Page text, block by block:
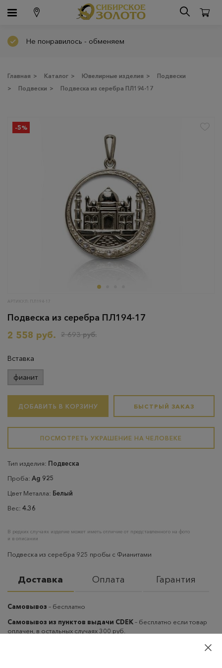
Не понравилось - обменяем
Главная > Каталог > Ювелирные изделия >
Подвески
>
Подвески > Подвеска из серебра ПЛ194-17
-5%
АРТИКУЛ: ПЛ194-17
Подвеска из серебра ПЛ194-17
2 558 руб.
2 693 руб.
Вставка
фианит
ДОБАВИТЬ В КОРЗИНУ БЫСТРЫЙ ЗАКАЗ
ПОСМОТРЕТЬ УКРАШЕНИЕ НА ЧЕЛОВЕКЕ
Тип изделия: Подвеска
Проба: Ag 925
Цвет Металла: Белый
Вес: 4.36
В редких случаях изделие может иметь отличие от представленного на фото
и в описании
Подвеска из серебра 925 пробы с Фианитами
Доставка Оплата Гарантия
Самовывоз – бесплатно
Самовывоз из пунктов выдачи CDEK– бесплатно если товар
оплачен, в остальных случаях 300 руб.